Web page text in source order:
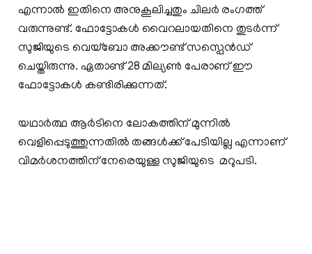
എന്നാൽ ഇതിനെ അനുകൂലിച്ചതും ചിലർ രംഗത്ത്
വരുന്നുണ്ട്. ഫോട്ടോകള്‍ വൈറലായതിനെ തുടര്‍ന്ന്
സുജിയുടെ വെയ്ബോ അക്കൗണ്ട് സസ്പെന്‍ഡ്
ചെയ്തിരുന്നു. ഏതാണ്ട് 28 മില്യണ്‍ പേരാണ് ഈ
ഫോട്ടോകള്‍ കണ്ടിരിക്കുന്നത്.
യഥാര്‍ത്ഥ ആര്‍ടിനെ ലോകത്തിന് മുന്നില്‍
വെളിപ്പെടുത്തുന്നതില്‍ തങ്ങള്‍ക്ക് പേടിയില്ല എന്നാണ്
വിമർശനത്തിന് നേരെയുള്ള സുജിയുടെ മറുപടി.